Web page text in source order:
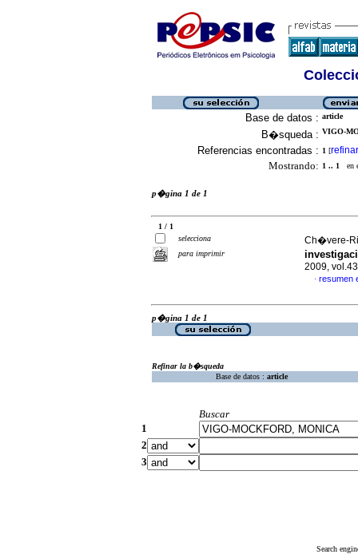
Base de datos : article
B�squeda : VIGO-
Referencias encontradas : 1 [refinar
Mostrando: 1 .. 1 en
p�gina 1 de 1
1 / 1
selecciona
para imprimir
Ch�vere-
2009,
· resumen
p�gina 1 de 1
Refinar la b�squeda
Base de datos : article
Buscar
1
2
3
Search